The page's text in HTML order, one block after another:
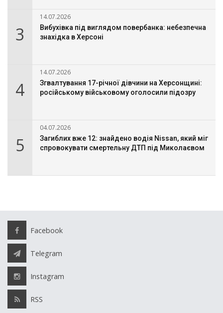
3
14.07.2026
Вибухівка під виглядом повербанка: небезпечна
знахідка в Херсоні
4
14.07.2026
Згвалтування 17-річної дівчини на Херсонщині:
російському військовому оголосили підозру
5
04.07.2026
Загиблих вже 12: знайдено водія Nissan, який міг
спровокувати смертельну ДТП під Миколаєвом
Facebook
Telegram
Instagram
RSS